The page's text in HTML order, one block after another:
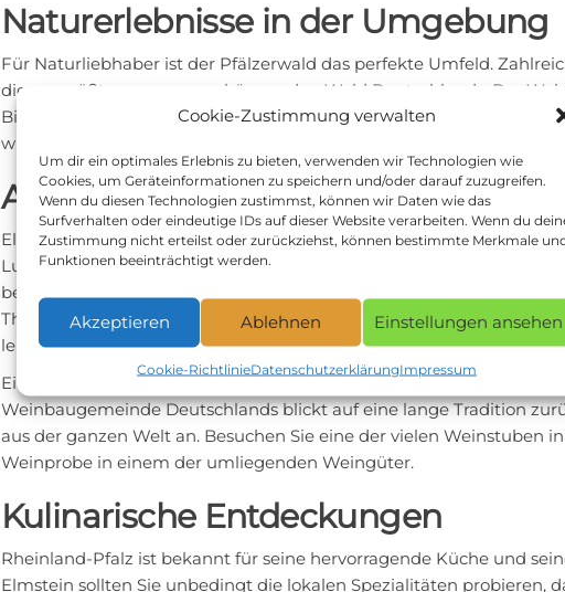
Cookie-Zustimmung verwalten
Um dir ein optimales Erlebnis zu bieten, verwenden wir Technologien wie
Cookies, um Geräteinformationen zu speichern und/oder darauf zuzugreifen.
Wenn du diesen Technologien zustimmst, können wir Daten wie das
Surfverhalten oder eindeutige IDs auf dieser Website verarbeiten. Wenn du
Zustimmung nicht erteilst oder zurückziehst, können bestimmte Merkmale
Funktionen beeinträchtigt werden.
Akzeptieren Ablehnen Einstellungen ansehen
Cookie-RichtlinieDatenschutzerklärungImpressum
Naturerlebnisse in der Umgebung
Für Naturliebhaber ist der Pfälzerwald das perfekte Umfeld.
diesen größten zusammenhängenden Wald Deutschlands. Der
Biosphärenreservats des Landes. Ein besonderes Highlight ist der
wie Luchse oder Wildkatzen beobachtet werden können.
Ausflugsziele in den näheren
Elmstein liegt günstig im Zentrum von Rheinland-Pfalz, umgeben
Ludwigshafen und Mannheim, die alle weniger als 50 Kilometer
berühmte Fritz-Walter-Stadion besuchen, während Ludwigshafen
Theater im Pfalzbau kulturelle Highlights bietet. Mannheim, als
lebendige und vielfältige Kulturszene und ist bekannt für seine
Eine weitere besondere Empfehlung ist die Weinstadt Neustadt an
Weinbaugemeinde Deutschlands blickt auf eine lange Tradition
aus der ganzen Welt an. Besuchen Sie eine der vielen Weinstuben
Weinprobe in einem der umliegenden Weingüter.
Kulinarische Entdeckungen
Rheinland-Pfalz ist bekannt für seine hervorragende Küche und
Elmstein sollten Sie unbedingt die lokalen Spezialitäten probieren,